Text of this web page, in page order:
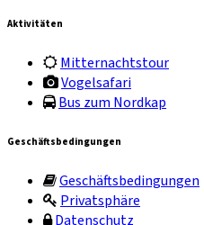
Aktivitäten
Mitternachtstour
Vogelsafari
Bus zum Nordkap
Geschäftsbedingungen
Geschäftsbedingungen
Privatsphäre
Datenschutz